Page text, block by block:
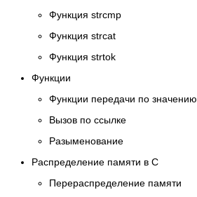
Функция strcmp
Функция strcat
Функция strtok
Функции
Функции передачи по значению
Вызов по ссылке
Разыменование
Распределение памяти в C
Перераспределение памяти